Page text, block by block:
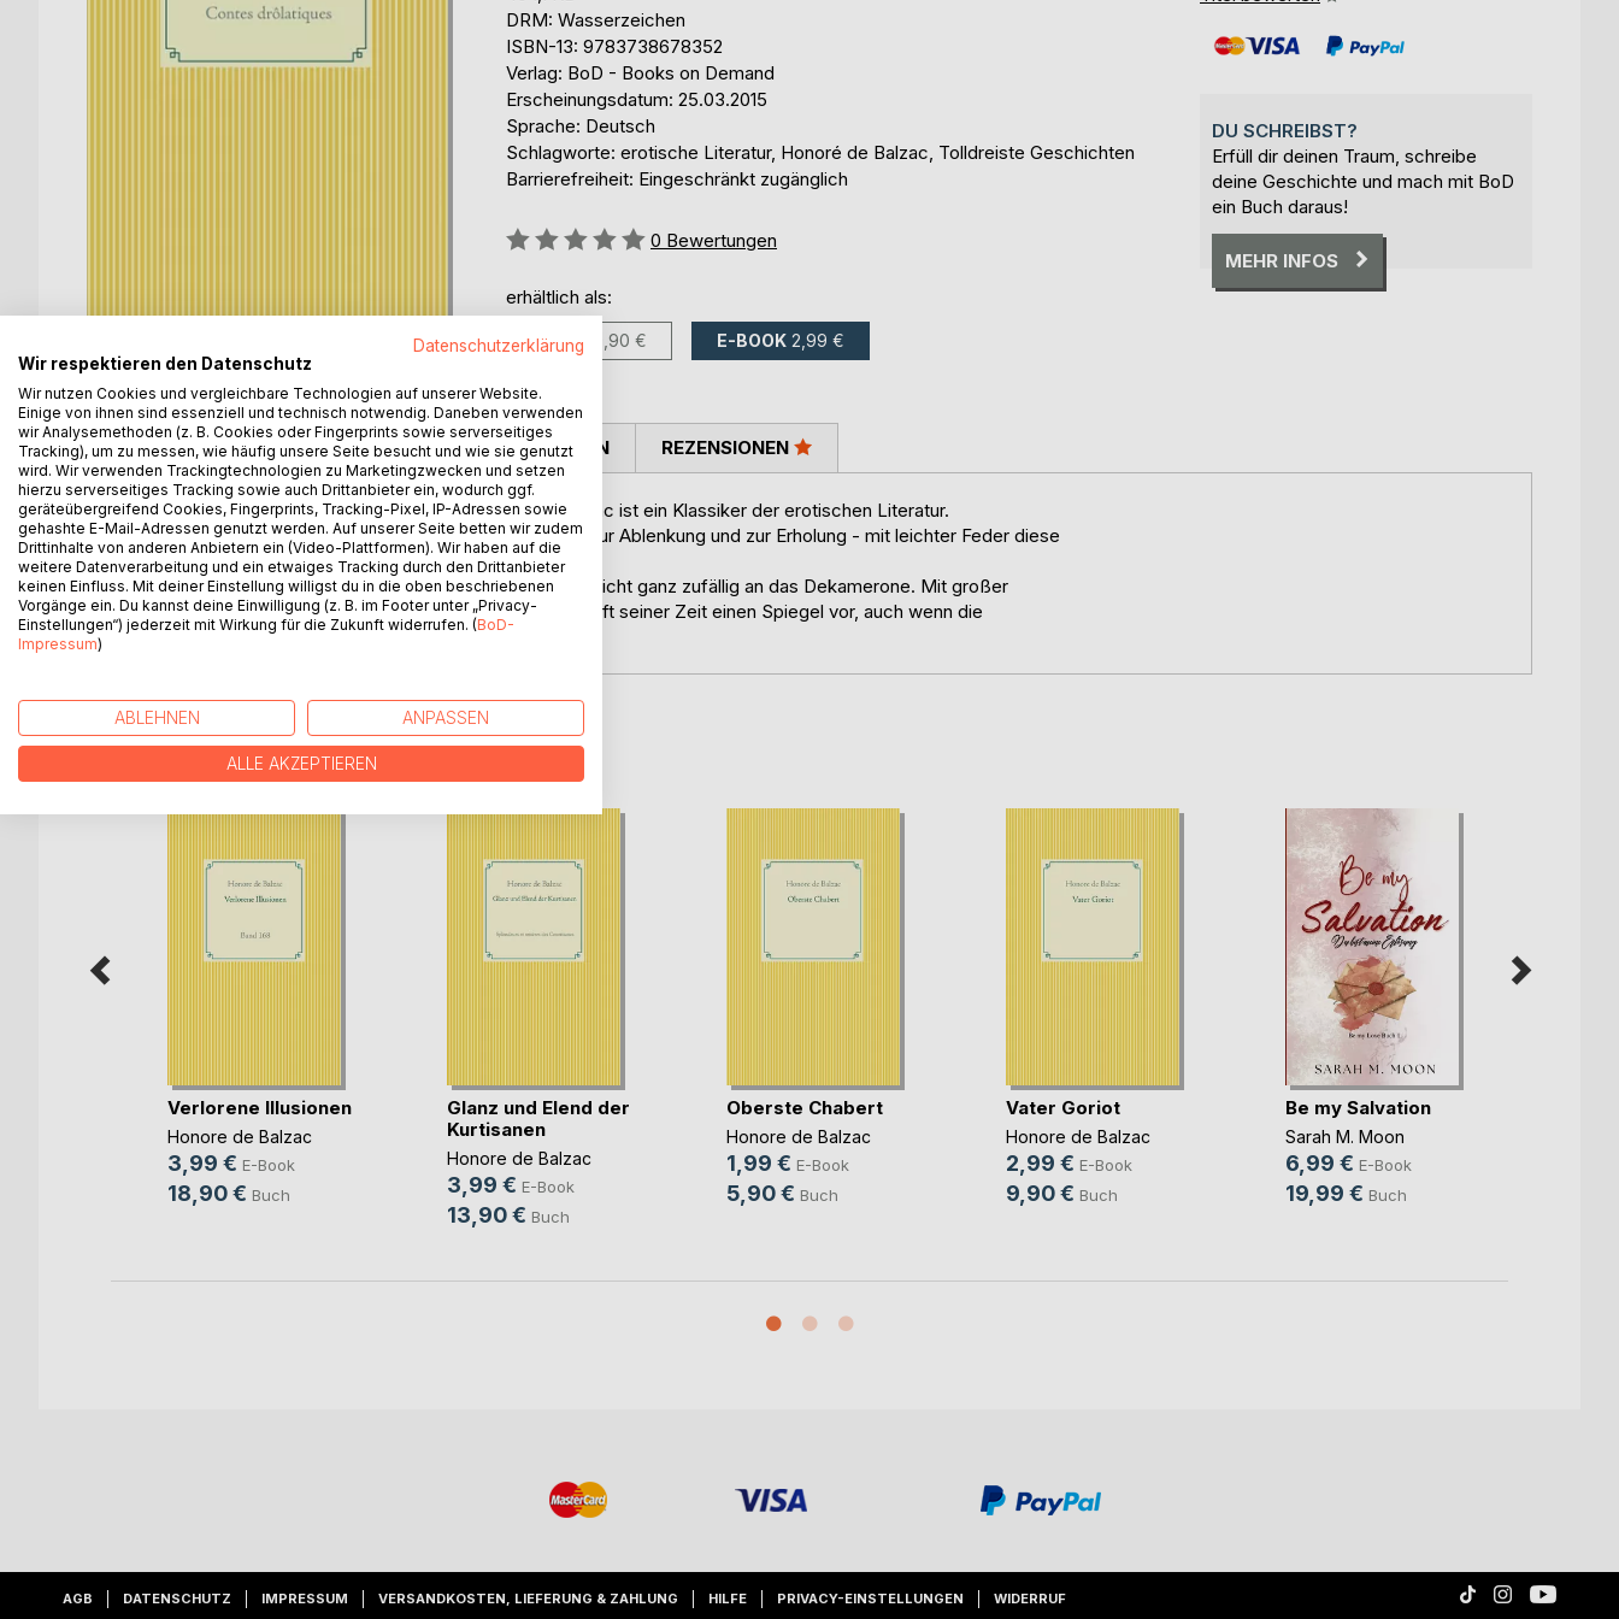
DRM: Wasserzeichen
ISBN-13: 9783738678352
Verlag: BoD - Books on Demand
Erscheinungsdatum: 25.03.2015
Sprache: Deutsch
Schlagworte: erotische Literatur, Honoré de Balzac, Tolldreiste Geschichten
Barrierefreiheit: Eingeschränkt zugänglich
Bewertung::
0 Bewertungen
erhältlich als:
BUCH 10,90 € E-BOOK 2,99 €
DU SCHREIBST?
Erfüll dir deinen Traum, schreibe
deine Geschichte und mach mit BoD
ein Buch daraus!
MEHR INFOS
BESCHREIBUNG
Das Buch 'Tolldreisten Geschichten' von Honoré de Balzac ist ein Klassiker der erotischen Literatur.
Balzac schrieb neben seinen großen Werken - offenbar zur Ablenkung und zur Erholung - mit leichter Feder diese
kleinen, frivolen Geschichten.
Die Einteilung in drei mal zehn Geschichten erinnert wohl nicht ganz zufällig an das Dekamerone. Mit großer
erzählerischer Meisterschaft hält er der feinen Gesellschaft seiner Zeit einen Spiegel vor, auch wenn die
Geschichten selbst im späten Mittelalter angesiedelt sind.
AUTOR/IN PRESSESTIMMEN REZENSIONEN
WEITERE TITEL BEIBoD
Verlorene Illusionen
Honore de Balzac
3,99 € E-Book
18,90 € Buch
Glanz und Elend der
Kurtisanen
Honore de Balzac
3,99 € E-Book
13,90 € Buch
Oberste Chabert
Honore de Balzac
1,99 € E-Book
5,90 € Buch
Vater Goriot
Honore de Balzac
2,99 € E-Book
9,90 € Buch
Be my Salvation
Sarah M. Moon
6,99 € E-Book
19,99 € Buch
AGB DATENSCHUTZ IMPRESSUM VERSANDKOSTEN, LIEFERUNG & ZAHLUNG HILFE PRIVACY-EINSTELLUNGEN WIDERRUF
Datenschutzerklärung
Wir respektieren den Datenschutz
Wir nutzen Cookies und vergleichbare Technologien auf unserer Website.
Einige von ihnen sind essenziell und technisch notwendig. Daneben verwenden
wir Analysemethoden (z. B. Cookies oder Fingerprints sowie serverseitiges
Tracking), um zu messen, wie häufig unsere Seite besucht und wie sie genutzt
wird. Wir verwenden Trackingtechnologien zu Marketingzwecken und setzen
hierzu serverseitiges Tracking sowie auch Drittanbieter ein, wodurch ggf.
geräteübergreifend Cookies, Fingerprints, Tracking-Pixel, IP-Adressen sowie
gehashte E-Mail-Adressen genutzt werden. Auf unserer Seite betten wir zudem
Drittinhalte von anderen Anbietern ein (Video-Plattformen). Wir haben auf die
weitere Datenverarbeitung und ein etwaiges Tracking durch den Drittanbieter
keinen Einfluss. Mit deiner Einstellung willigst du in die oben beschriebenen
Vorgänge ein. Du kannst deine Einwilligung (z. B. im Footer unter „Privacy-
Einstellungen“) jederzeit mit Wirkung für die Zukunft widerrufen. (BoD-
Impressum)
ABLEHNEN ANPASSEN
ALLE AKZEPTIEREN